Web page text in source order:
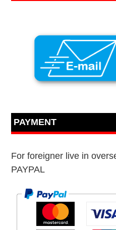
PAYMENT
For foreigner live in
PAYPAL